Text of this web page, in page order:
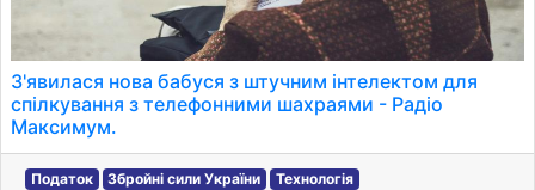
З'явилася нова бабуся з штучним інтелектом для
спілкування з телефонними шахраями - Радіо
Максимум.
Податок Збройні сили України Технологія